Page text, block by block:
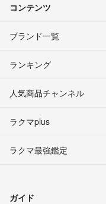
コンテンツ
ブランド一覧
ランキング
人気商品チャンネル
ラクマplus
ラクマ最強鑑定
ガイド